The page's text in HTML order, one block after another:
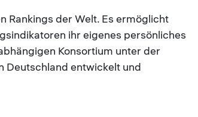
Rankings der Welt. Es ermöglicht
ihr eigenes persönliches
Konsortium unter der
Deutschland entwickelt und